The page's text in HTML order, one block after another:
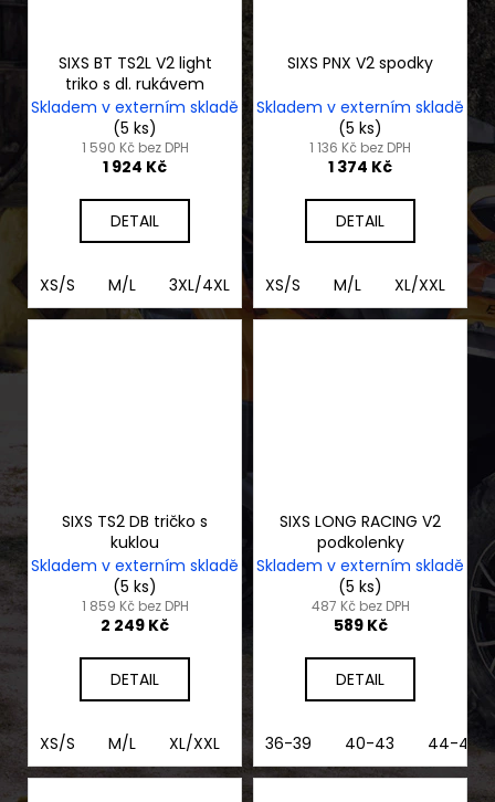
SIXS BT TS2L V2 light
triko s dl. rukávem
Skladem v externím skladě
(5 ks)
1 590 Kč bez DPH
1 924 Kč
DETAIL
XS/S M/L 3XL/4XL XL/2XL
SIXS PNX V2 spodky
Skladem v externím skladě
(5 ks)
1 136 Kč bez DPH
1 374 Kč
DETAIL
XS/S M/L XL/XXL
SIXS TS2 DB tričko s
kuklou
Skladem v externím skladě
(5 ks)
1 859 Kč bez DPH
2 249 Kč
DETAIL
XS/S M/L XL/XXL 3XL/4XL
SIXS LONG RACING V2
podkolenky
Skladem v externím skladě
(5 ks)
487 Kč bez DPH
589 Kč
DETAIL
36-39 40-43 44-47